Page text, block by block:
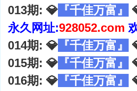
013期: 💎 『千佳万富』
永久网址:928052.com
014期: 💎 『千佳万富』
015期: 💎 『千佳万富』
016期: 💎 『千佳万富』